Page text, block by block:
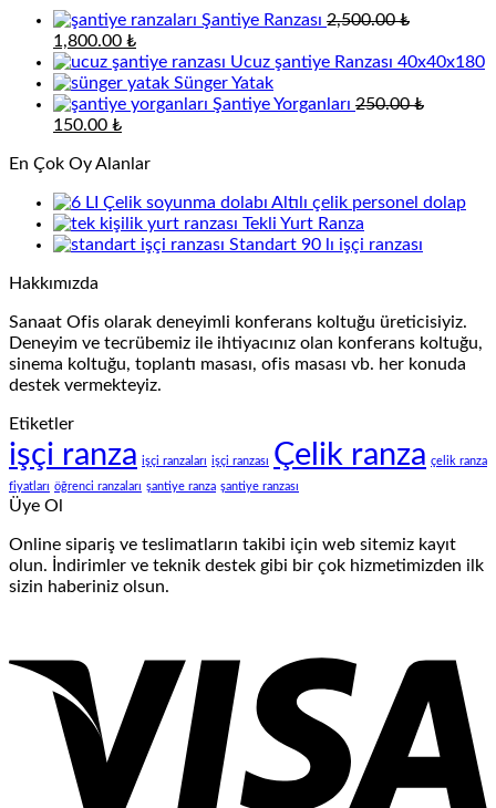
Şantiye Ranzası 2,500.00₺
Orijinal
fiyat:
2,500.00 ₺.
1,800.00 ₺Şu
andaki
fiyat:
1,800.00 ₺.
Ucuz şantiye Ranzası 40x40x180
Sünger Yatak
Şantiye Yorganları 250.00₺
Orijinal
250.00 ₺.
150.00 ₺Şu
fiyat:
En Çok Oy Alanlar
Altılı çelik personel dolap
Tekli Yurt Ranza
Standart 90 lı işçi ranzası
Hakkımızda
Sanaat Ofis olarak deneyimli konferans koltuğu üreticisiyiz.
Deneyim ve tecrübemiz ile ihtiyacınız olan konferans koltuğu,
sinema koltuğu, toplantı masası, ofis masası vb. her konuda
destek vermekteyiz.
Etiketler
işçi ranza işçi ranzaları işçi ranzası Çelik ranza çelik ranza
fiyatları öğrenci ranzaları şantiye ranza şantiye ranzası
Üye Ol
Online sipariş ve teslimatların takibi için web sitemiz kayıt
olun. İndirimler ve teknik destek gibi bir çok hizmetimizden ilk
sizin haberiniz olsun.